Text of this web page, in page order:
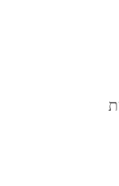
Select